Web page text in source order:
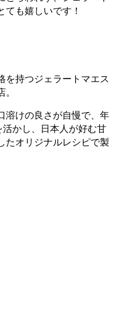
も嬉しいです！
を持つジェラートマエス
溶けの良さが自慢で、年
かし、日本人が好む甘
たオリジナルレシピで製